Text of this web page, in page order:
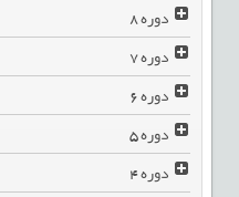
دوره8
دوره7
دوره6
دوره5
دوره4